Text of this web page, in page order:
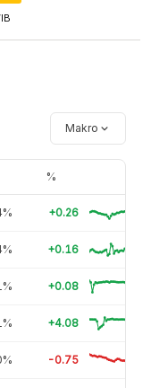
Makro
%
+0.26
+0.16
+0.08
+4.08
-0.75